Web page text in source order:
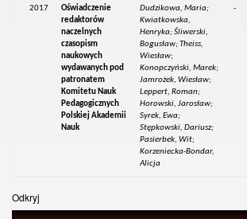
2017
Oświadczenie
redaktorów
naczelnych
czasopism
naukowych
wydawanych pod
patronatem
Komitetu Nauk
Pedagogicznych
Polskiej Akademii
Nauk
Dudzikowa, Maria;
Kwiatkowska,
Henryka; Śliwerski,
Bogusław; Theiss,
Wiesław;
Konopczyński, Marek;
Jamrożek, Wiesław;
Leppert, Roman;
Horowski, Jarosław;
Syrek, Ewa;
Stępkowski, Dariusz;
Pasierbek, Wit;
Korzeniecka-Bondar,
Alicja
-
Odkryj